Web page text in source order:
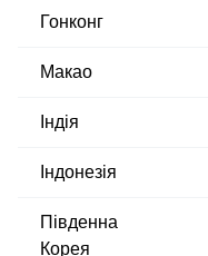
Гонконг
Макао
Індія
Індонезія
Південна
Корея